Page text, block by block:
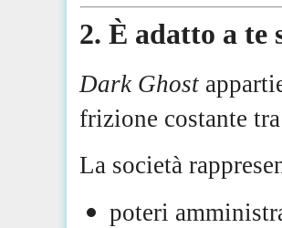
2. È adatto a te
Dark Ghost
frizione costante
La società
poteri